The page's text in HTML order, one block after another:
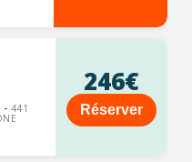
-441
246€
Réserver